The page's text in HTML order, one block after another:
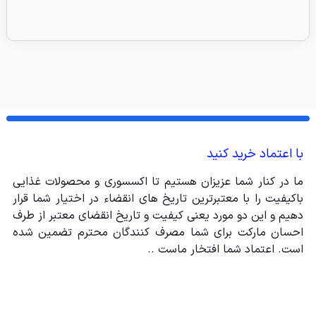
با اعتماد خرید کنید
ما در کنار شما عزیزان هستیم تا اکسسوری و محصولات غذایی
باکیفیت را با معتبرترین تاریخ های انقضاء در اختیار شما قرار
دهیم و این دو مورد یعنی کیفیت و تاریخ انقضای معتبر از طرف
احسان مارکت برای شما مصرف کنندگان محترم تضمین شده
است. اعتماد شما افتخار ماست ..